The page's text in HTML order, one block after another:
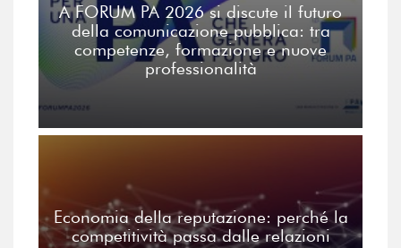
A FORUM PA 2026 si discute il futuro
della comunicazione pubblica: tra
competenze, formazione e nuove
professionalità
Economia della reputazione: perché la
competitività passa dalle relazioni